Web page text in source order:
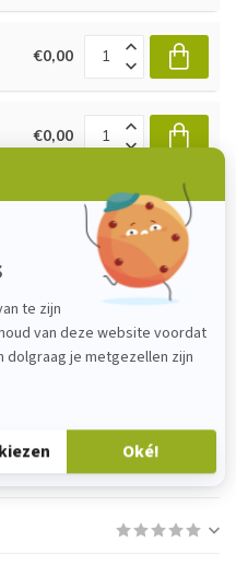
€0,00
€0,00